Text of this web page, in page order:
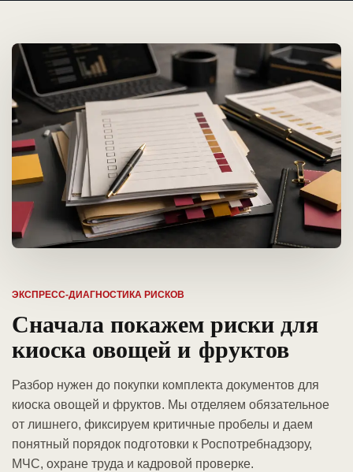
ЭКСПРЕСС-ДИАГНОСТИКА РИСКОВ
Сначала покажем риски для
киоска овощей и фруктов
Разбор нужен до покупки комплекта документов для
киоска овощей и фруктов. Мы отделяем обязательное
от лишнего, фиксируем критичные пробелы и даем
понятный порядок подготовки к Роспотребнадзору,
МЧС, охране труда и кадровой проверке.